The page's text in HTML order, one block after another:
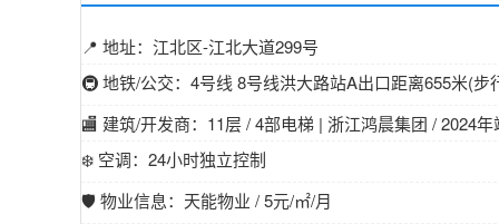
📍 地址：江北区-江北大道299号
🚇 地铁/公交：4号线 8号线洪大路站A出口距离655米(
🏬 建筑/开发商：11层 / 4部电梯 | 浙江鸿晨集团 / 2024年
❄️ 空调：24小时独立控制
🛡️ 物业信息：天能物业 / 5元/㎡/月